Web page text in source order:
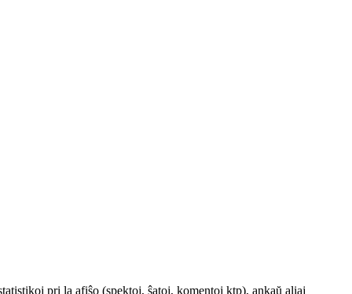
pri la afiŝo (spektoj, ŝatoj, komentoj ktp), ankaŭ aliaj